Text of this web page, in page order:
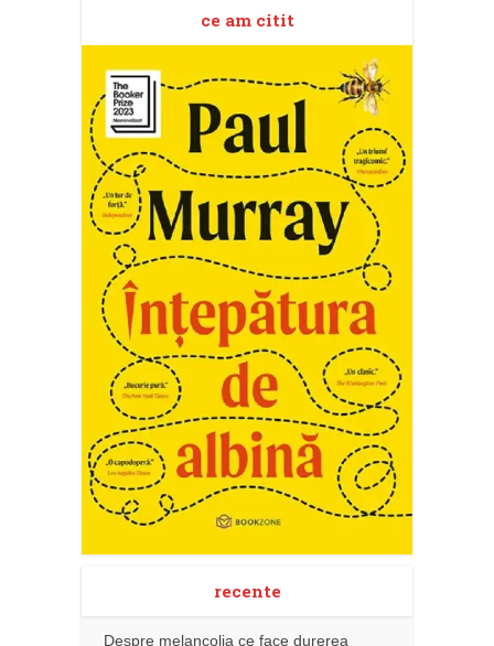
ce am citit
recente
Despre melancolia ce face durerea